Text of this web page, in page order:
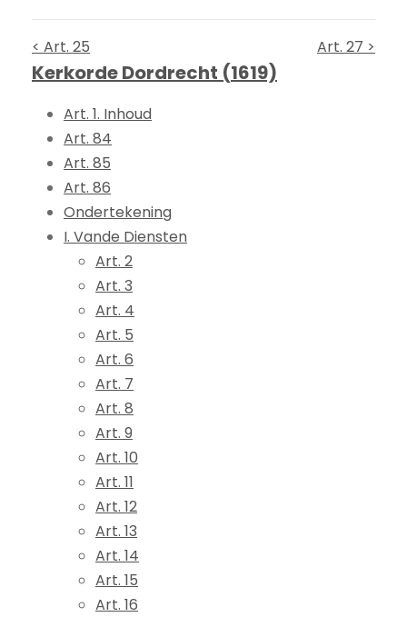
< Art. 25 Art. 27 >
Kerkorde Dordrecht (1619)
Art. 1. Inhoud
Art. 84
Art. 85
Art. 86
Ondertekening
I. Vande Diensten
Art. 2
Art. 3
Art. 4
Art. 5
Art. 6
Art. 7
Art. 8
Art. 9
Art. 10
Art. 11
Art. 12
Art. 13
Art. 14
Art. 15
Art. 16